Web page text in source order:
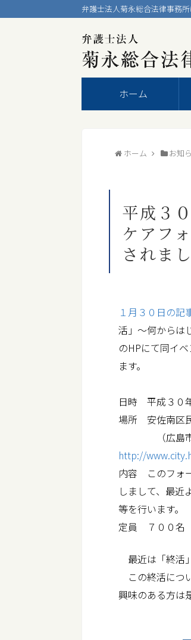
弁護士法人菊永総合法律事務
ホーム
ホーム お知
平成３
ケアフ
されまし
１月３０日の記
活」～何からは
のHPにて同イ
ます。
日時 平成３０
場所 安佐南区
（広島市安
http://
内容 このフォ
しまして、最近
等を行います。
定員 ７００名
最近は「終活
この終活につ
興味のある方は